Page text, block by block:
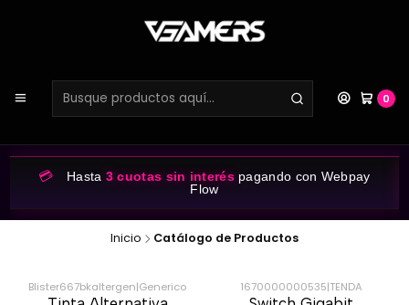
0
💳 Hasta 3 cuotas sin interéspagando con Webpay
Flow
Inicio Catálogo de Productos
Blister667bkaltergen|Generico 1670000000535|TENDA